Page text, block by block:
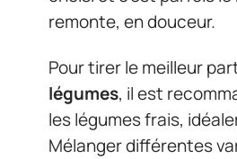
remonte, en douceur.
Pour tirer le meilleur
légumes, il est
les légumes frais,
Mélanger différentes